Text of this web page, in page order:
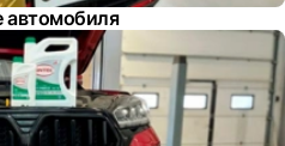
автомобиля